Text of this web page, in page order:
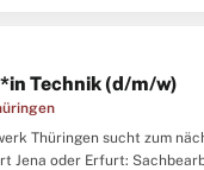
Technik (d/m/w)
Thüringen sucht zum
Jena oder Erfurt: